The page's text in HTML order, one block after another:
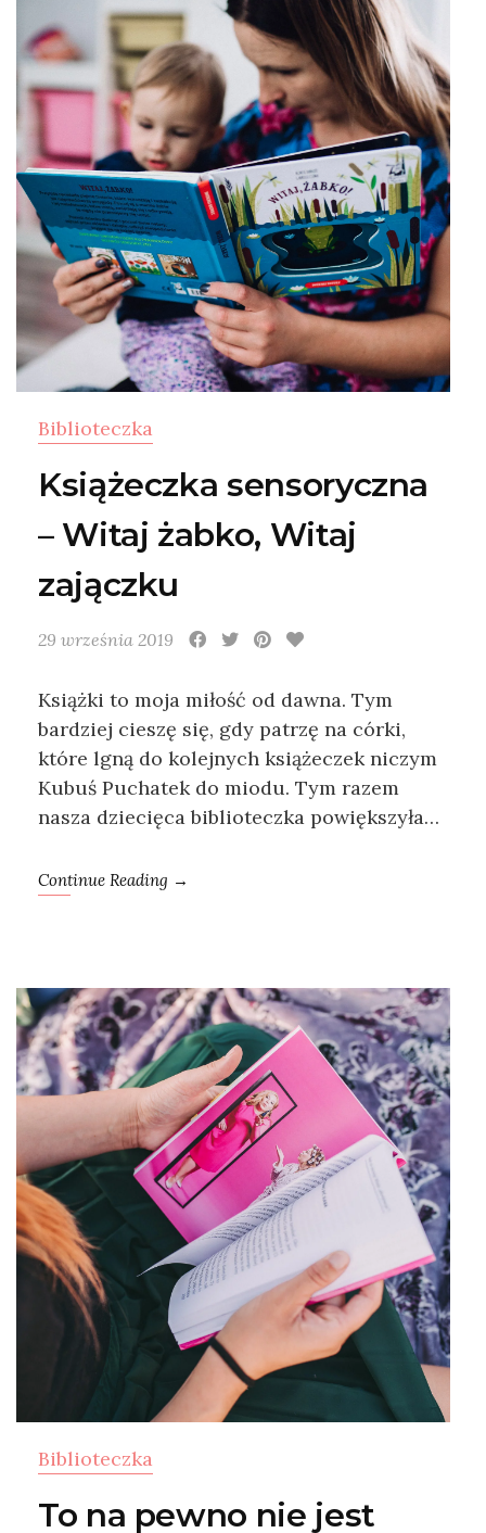
Biblioteczka
Książeczka sensoryczna
– Witaj żabko, Witaj
zajączku
29 września 2019
Książki to moja miłość od dawna. Tym
bardziej cieszę się, gdy patrzę na córki,
które lgną do kolejnych książeczek niczym
Kubuś Puchatek do miodu. Tym razem
nasza dziecięca biblioteczka powiększyła…
Continue Reading →
Biblioteczka
To na pewno nie jest